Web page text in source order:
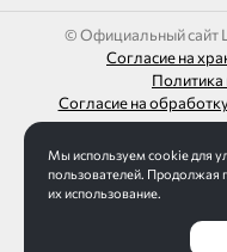
© Официальный сайт
Согласие на
Политика
Согласие на
ИП
ИНН
Мы используем cookie для
пользователей. Продолжая
их использование.